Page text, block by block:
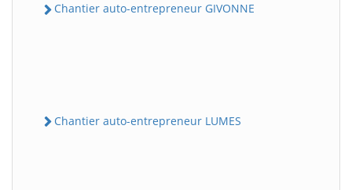
Chantier auto-entrepreneur GIVONNE
Chantier auto-entrepreneur LUMES